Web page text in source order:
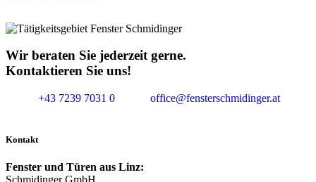
Wir beraten Sie jederzeit gerne.
Kontaktieren Sie uns!
+43 7239 7031 0 office@fensterschmidinger.at
Kontakt
Fenster und Türen aus Linz: